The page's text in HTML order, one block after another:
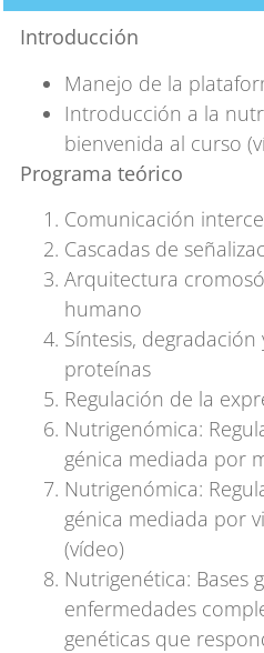
Introducción
Manejo de la
Introducción a la
bienvenida al curso
Programa teórico
Comunicación
Cascadas de
Arquitectura
humano
Síntesis,
proteínas
Regulación de la
Nutrigenómica:
génica mediada por
Nutrigenómica:
génica mediada por
(vídeo)
Nutrigenética: Bases
enfermedades
genéticas que